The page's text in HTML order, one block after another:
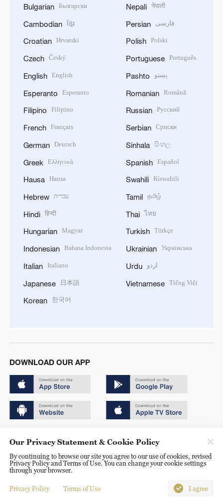
Bulgarian Български
Cambodian ខ្មែរ
Croatian Hrvatski
Czech Český
English English
Esperanto Esperanto
Filipino Filipino
French Français
German Deutsch
Greek Ελληνικά
Hausa Hausa
Hebrew עברית
Hindi हिन्दी
Hungarian Magyar
Indonesian Bahasa Indonesia
Italian Italiano
Japanese 日本語
Korean 한국어
Nepali नेपाली
Persian فارسی
Polish Polski
Portuguese Português
Pashto پښتو
Romanian Română
Russian Русский
Serbian Српски
Sinhala සිංහල
Spanish Español
Swahili Kiswahili
Tamil தமிழ்
Thai ไทย
Turkish Türkçe
Ukrainian Українська
Urdu اردو
Vietnamese Tiếng Việt
DOWNLOAD OUR APP
京ICP备20000184号
京公网安备 11010502050052号
Disinformation report hotline: 010-85061466
Our Privacy Statement & Cookie Policy
By continuing to browse our site you agree to our use of cookies, revised
Privacy Policy and Terms of Use. You can change your cookie settings
through your browser.
Privacy Policy Terms of Use I agree